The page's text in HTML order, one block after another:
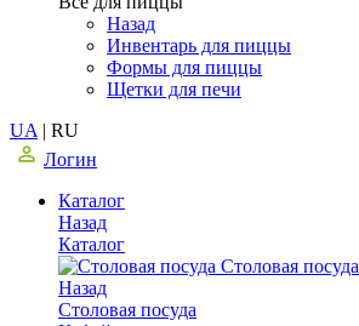
Назад
Инвентарь для пиццы
Формы для пиццы
Щетки для печи
UA | RU
Логин
Каталог
Назад
Каталог
Столовая посуда
Назад
Столовая посуда